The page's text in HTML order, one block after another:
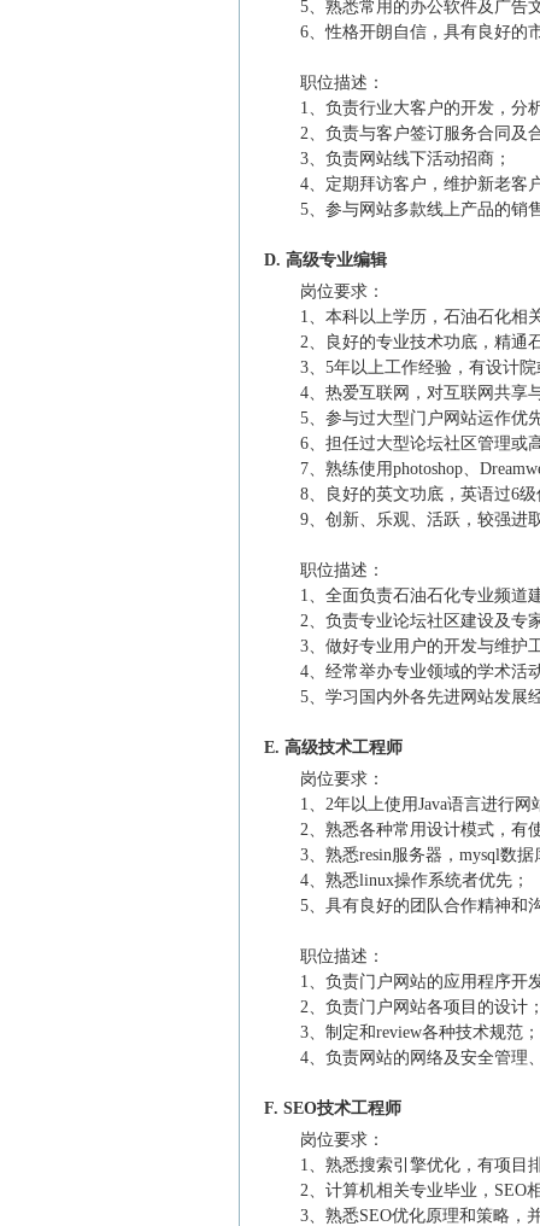
5、熟悉常用的办公软件及广告
6、性格开朗自信，具有良好的
职位描述：
1、负责行业大客户的开发，分
2、负责与客户签订服务合同及
3、负责网站线下活动招商；
4、定期拜访客户，维护新老客
5、参与网站多款线上产品的销
D. 高级专业编辑
岗位要求：
1、本科以上学历，石油石化相
2、良好的专业技术功底，精通
3、5年以上工作经验，有设计
4、热爱互联网，对互联网共享
5、参与过大型门户网站运作优
6、担任过大型论坛社区管理或
7、熟练使用photoshop、
8、良好的英文功底，英语过6级
9、创新、乐观、活跃，较强进
职位描述：
1、全面负责石油石化专业频道
2、负责专业论坛社区建设及专
3、做好专业用户的开发与维护
4、经常举办专业领域的学术活
5、学习国内外各先进网站发展
E. 高级技术工程师
岗位要求：
1、2年以上使用Java语言进行网
2、熟悉各种常用设计模式，有
3、熟悉resin服务器，mysql数据
4、熟悉linux操作系统者优先；
5、具有良好的团队合作精神和
职位描述：
1、负责门户网站的应用程序开
2、负责门户网站各项目的设计
3、制定和review各种技术规范；
4、负责网站的网络及安全管理
F. SEO技术工程师
岗位要求：
1、熟悉搜索引擎优化，有项目
2、计算机相关专业毕业，SEO
3、熟悉SEO优化原理和策略，